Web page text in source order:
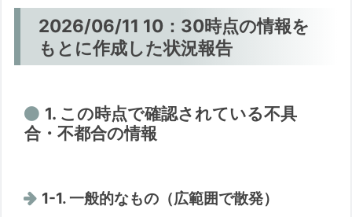
2026/06/11 10：30時点の情報を
もとに作成した状況報告
1. この時点で確認されている不具
合・不都合の情報
1-1. 一般的なもの（広範囲で散発）